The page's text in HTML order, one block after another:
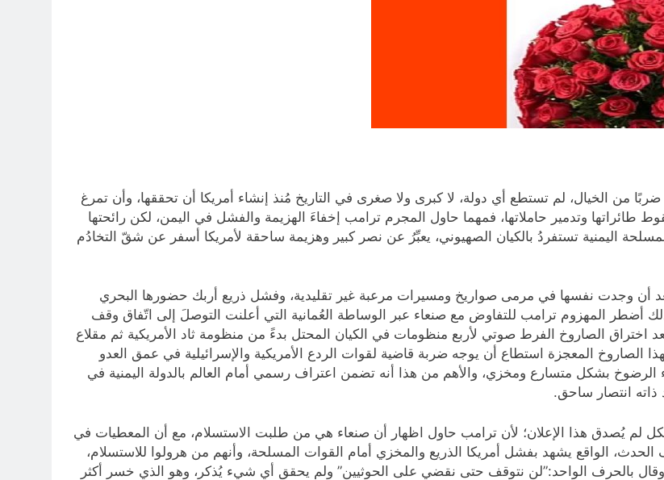
من الخيال، لم تستطع أي دولة، لا كبرى ولا صغرى في التاريخ مُنذ إنشاء أمريكا أن تحققها، وأن تمرغ
طائراتها وتدمير حاملاتها، فمهما حاول المجرم ترامب إخفاءَ الهزيمة والفشل في اليمن، لكن رائحتها
اليمنية تستفردُ بالكيان الصهيوني، يعبِّرُ عن نصر كبير وهزيمة ساحقة لأمريكا أسفر عن شقّ التخادُم
أن وجدت نفسها في مرمى صواريخ ومسيرات مرعبة غير تقليدية، وفشل ذريع أربك حضورها البحري
أضطر المهزوم ترامب للتفاوض مع صنعاء عبر الوساطة العُمانية التي أعلنت التوصلَ إلى اتّفاق وقف
بعد اختراق الصاروخ الفرط صوتي لأربع منظومات في الكيان المحتل بدءً من منظومة ثاد الأمريكية ثم مقلاع
الصاروخ المعجزة استطاع أن يوجه ضربة قاضية لقوات الردع الأمريكية والإسرائيلية في عمق العدو
بشكل متسارع ومخزي، والأهم من هذا أنه تضمن اعتراف رسمي أمام العالم بالدولة اليمنية في
ذاته انتصار ساحق.
لم يُصدق هذا الإعلان؛ لأن ترامب حاول اظهار أن صنعاء هي من طلبت الاستسلام، مع أن المعطيات في
الواقع يشهد بفشل أمريكا الذريع والمخزي أمام القوات المسلحة، وأنهم من هرولوا للاستسلام،
بالحرف الواحد:”لن نتوقف حتى نقضي على الحوثيين” ولم يحقق أي شيء يُذكر، وهو الذي خسر أكثر